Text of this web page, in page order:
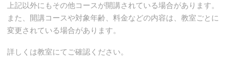
上記以外にもその他コースが開講されている場合があります。
また、開講コースや対象年齢、料金などの内容は、教室ごとに
変更されている場合があります。
詳しくは教室にてご確認ください。